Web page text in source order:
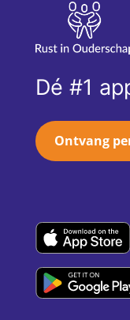
Dé #1
Ontvang